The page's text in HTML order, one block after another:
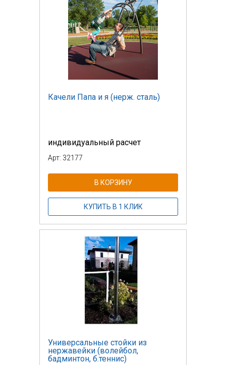
Качели Папа и я (нерж. сталь)
индивидуальный расчет
Арт: 32177
В КОРЗИНУ
КУПИТЬ В 1 КЛИК
Универсальные стойки из
нержавейки (волейбол,
бадминтон, б.теннис)